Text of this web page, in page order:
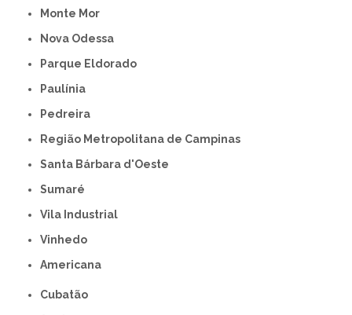
Monte Mor
Nova Odessa
Parque Eldorado
Paulínia
Pedreira
Região Metropolitana de Campinas
Santa Bárbara d'Oeste
Sumaré
Vila Industrial
Vinhedo
americana
Cubatão